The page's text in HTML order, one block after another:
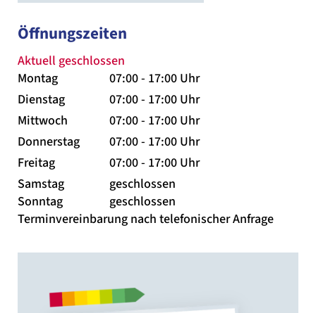
Öffnungszeiten
Aktuell geschlossen
Montag
07:00 - 17:00 Uhr
Dienstag
07:00 - 17:00 Uhr
Mittwoch
07:00 - 17:00 Uhr
Donnerstag
07:00 - 17:00 Uhr
Freitag
07:00 - 17:00 Uhr
Samstag
geschlossen
Sonntag
geschlossen
Terminvereinbarung nach telefonischer Anfrage